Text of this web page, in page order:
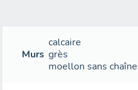
Murs
calcaire
grès
moellon sans